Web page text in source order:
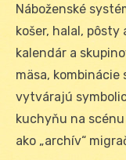
Náboženské
košer, halal,
kalendár a
mäsa,
vytvárajú
kuchyňu na
ako „archív“